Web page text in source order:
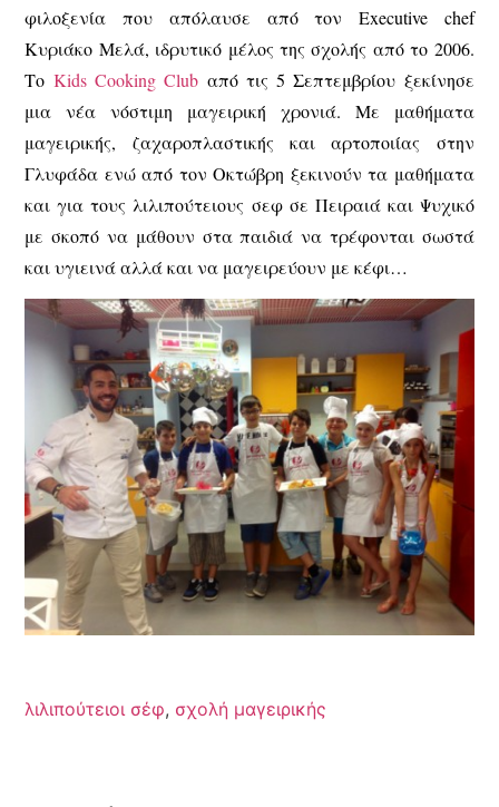
φιλοξενία που απόλαυσε από τον Executive chef
Κυριάκο Μελά, ιδρυτικό μέλος της σχολής από το 2006.
Το Kids Cooking Club από τις 5 Σεπτεμβρίου ξεκίνησε
μια νέα νόστιμη μαγειρική χρονιά. Με μαθήματα
μαγειρικής, ζαχαροπλαστικής και αρτοποιίας στην
Γλυφάδα ενώ από τον Οκτώβρη ξεκινούν τα μαθήματα
και για τους λιλιπούτειους σεφ σε Πειραιά και Ψυχικό
με σκοπό να μάθουν στα παιδιά να τρέφονται σωστά
και υγιεινά αλλά και να μαγειρεύουν με κέφι…
λιλιπούτειοι σέφ, σχολή μαγειρικής